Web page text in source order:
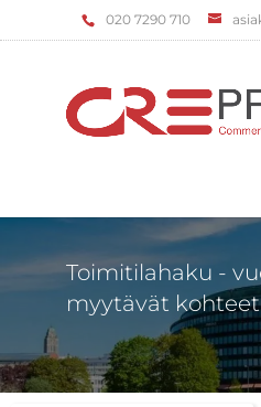
‌020 7290 710
Toimitilahaku -
myytävät kohteet